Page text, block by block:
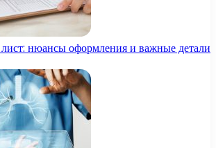
нюансы оформления и важные детали